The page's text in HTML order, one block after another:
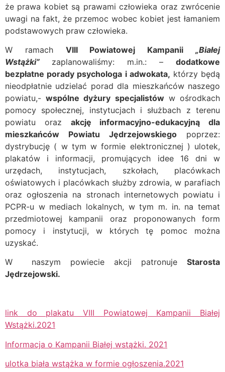
że prawa kobiet są prawami człowieka oraz zwrócenie
uwagi na fakt, że przemoc wobec kobiet jest łamaniem
podstawowych praw człowieka.
W ramach VIII Powiatowej Kampanii „Białej
Wstążki” zaplanowaliśmy: m.in.: – dodatkowe
bezpłatne porady psychologa i adwokata, którzy będą
nieodpłatnie udzielać porad dla mieszkańców naszego
powiatu,-wspólne dyżury specjalistóww ośrodkach
pomocy społecznej, instytucjach i służbach z terenu
powiatu oraz akcję informacyjno-edukacyjną dla
mieszkańców Powiatu Jędrzejowskiego poprzez:
dystrybucję ( w tym w formie elektronicznej ) ulotek,
plakatów i informacji, promujących idee 16 dni w
urzędach, instytucjach, szkołach, placówkach
oświatowych i placówkach służby zdrowia, w parafiach
oraz ogłoszenia na stronach internetowych powiatu i
PCPR-u w mediach lokalnych, w tym m. in. na temat
przedmiotowej kampanii oraz proponowanych form
pomocy i instytucji, w których tę pomoc można
uzyskać.
W naszym powiecie akcji patronuje Starosta
Jędrzejowski.
link do plakatu VIII Powiatowej Kampanii Białej
Wstążki.2021
Informacja o Kampanii Białej wstążki. 2021
ulotka biała wstążka w formie ogłoszenia.2021